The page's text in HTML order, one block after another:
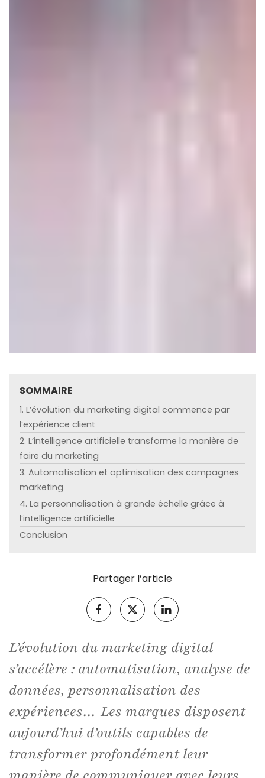
SOMMAIRE
1. L’évolution du marketing digital commence par
l’expérience client
2. L’intelligence artificielle transforme la manière de
faire du marketing
3. Automatisation et optimisation des campagnes
marketing
4. La personnalisation à grande échelle grâce à
l’intelligence artificielle
Conclusion
Partager l’article
L’évolution du marketing digital
s’accélère : automatisation, analyse de
données, personnalisation des
expériences… Les marques disposent
aujourd’hui d’outils capables de
transformer profondément leur